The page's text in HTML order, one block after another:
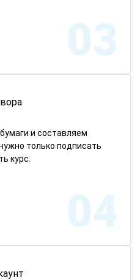
03
и составляем
только подписать
курс.
04